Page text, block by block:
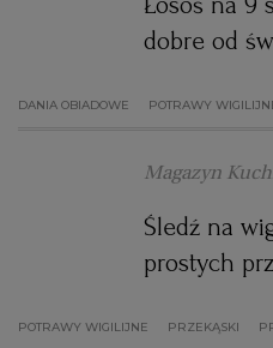
dobre od
DANIA OBIADOWE POTRAWY
Magazyn
Śledź na
prostych
POTRAWY WIGILIJNE PRZEKĄSKI